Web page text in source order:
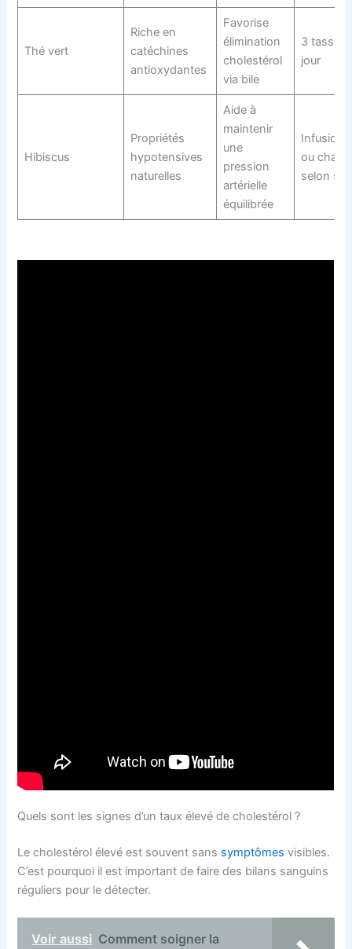
Thé vert
Riche en
catéchines
antioxydantes
Favorise
élimination
cholestérol
via bile
3 tasses
jour
Hibiscus
Propriétés
hypotensives
naturelles
Aide à
maintenir
une
pression
artérielle
équilibrée
Infusion
ou
selon
Quels sont les signes d’un taux élevé de cholestérol ?
Le cholestérol élevé est souvent sans symptômes visibles.
C’est pourquoi il est important de faire des bilans sanguins
réguliers pour le détecter.
Voir aussi Comment soigner la